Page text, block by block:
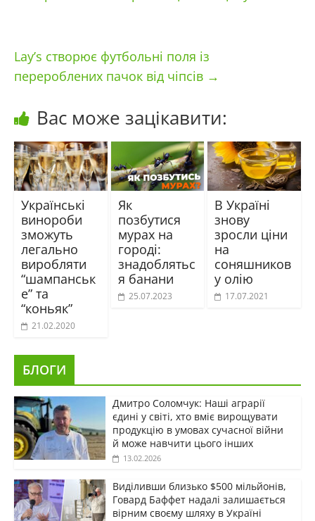
Lay’s створює футбольні поля із
перероблених пачок від чіпсів →
Вас може зацікавити:
Українські
винороби
зможуть
легально
виробляти
“шампанськ
е” та
“коньяк”
21.02.2020
Як
позбутися
мурах на
городі:
знадоблятьс
я банани
25.07.2023
В Україні
знову
зросли ціни
на
соняшников
у олію
17.07.2021
БЛОГИ
Дмитро Соломчук: Наші аграрії
єдині у світі, хто вміє вирощувати
продукцію в умовах сучасної війни
й може навчити цього інших
13.02.2026
Виділивши близько $500 мільйонів,
Говард Баффет надалі залишається
вірним своєму шляху в Україні